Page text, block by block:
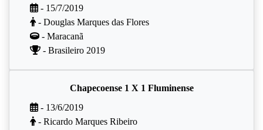
- 15/7/2019
- Douglas Marques das Flores
- Maracanã
- Brasileiro 2019
Chapecoense 1 X 1 Fluminense
- 13/6/2019
- Ricardo Marques Ribeiro